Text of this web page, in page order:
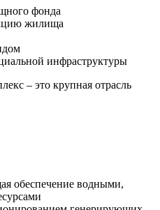
фонда
жилища
инфраструктуры
– это крупная отрасль
обеспечение водными,